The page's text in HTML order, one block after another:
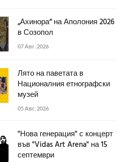
„Ахинора“ на Аполония 2026
в Созопол
07 Авг. 2026
Лято на паветата в
Националния етнографски
музей
05 Авг. 2026
"Нова генерация" с концерт
във "Vidas Art Arena" на 15
септември